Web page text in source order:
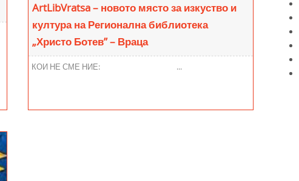
ArtLibVratsa – новото място за изкуство и
култура на Регионална библиотека
„Христо Ботев” – Враца
КОИ НЕ СМЕ НИЕ: ...